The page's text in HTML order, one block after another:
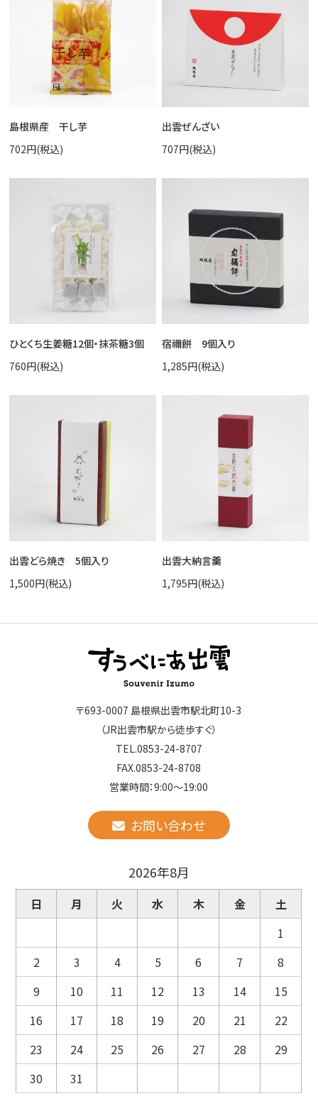
島根県産 干し芋
702円(税込)
出雲ぜんざい
707円(税込)
ひとくち生姜糖12個・抹茶糖3個
760円(税込)
宿禰餅 9個入り
1,285円(税込)
出雲どら焼き 5個入り
1,500円(税込)
出雲大納言羹
1,795円(税込)
〒693-0007 島根県出雲市駅北町10-3
（JR出雲市駅から徒歩すぐ）
TEL.0853-24-8707
FAX.0853-24-8708
営業時間：9:00～19:00
お問い合わせ
2026年8月
日 月 火 水 木 金
土
1
2
3 4 5 6 7
8
9
10 11 12 13 14
15
16
17 18 19 20 21
22
23
24 25 26 27 28
29
30
31